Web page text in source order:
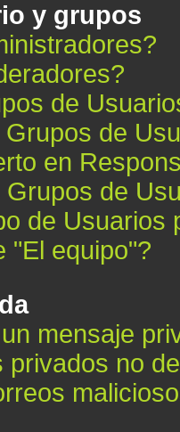
y grupos
de
de
en
de
de Usuarios
"El equipo"?
mensaje
privados no